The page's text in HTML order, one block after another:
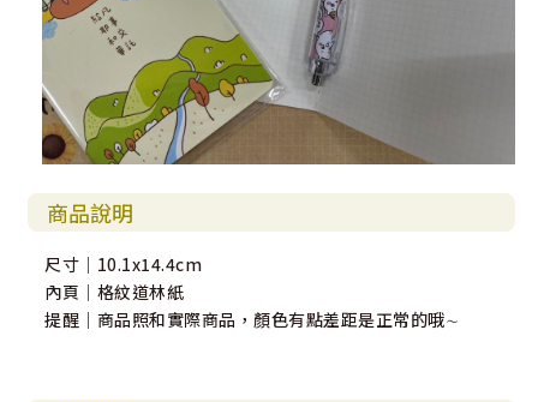
商品說明
尺寸｜10.1x14.4cm
內頁｜格紋道林紙
提醒｜商品照和實際商品，顏色有點差距是正常的哦∼